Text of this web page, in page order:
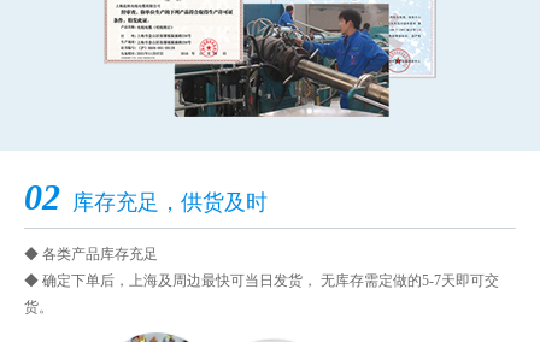
02 库存充足，供货及时
◆ 各类产品库存充足
◆ 确定下单后，上海及周边最快可当日发货， 无库存需定做的5-7天即可交
货。